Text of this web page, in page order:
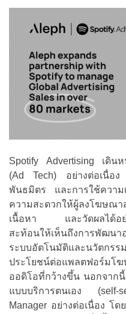
Spotify Advertising เดิน
(Ad Tech) อย่างต่อเนื่อง
พันธมิตร และการใช้ควา
ความสะดวกให้ผู้ลงโฆษณ
เนื้อหา และวัดผลได้อย่
สะท้อนให้เห็นถึงการพัฒนา
ระบบอัตโนมัติและนวัตก
ประโยชน์ต่อแพลตฟอร์มโ
ออดิโอที่กว้างขึ้น นอกจาก
แบบบริการตนเอง
Manager อย่างต่อเนื่อง โ